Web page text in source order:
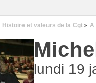
Histoire et valeurs de la Cgt > A
lundi 19